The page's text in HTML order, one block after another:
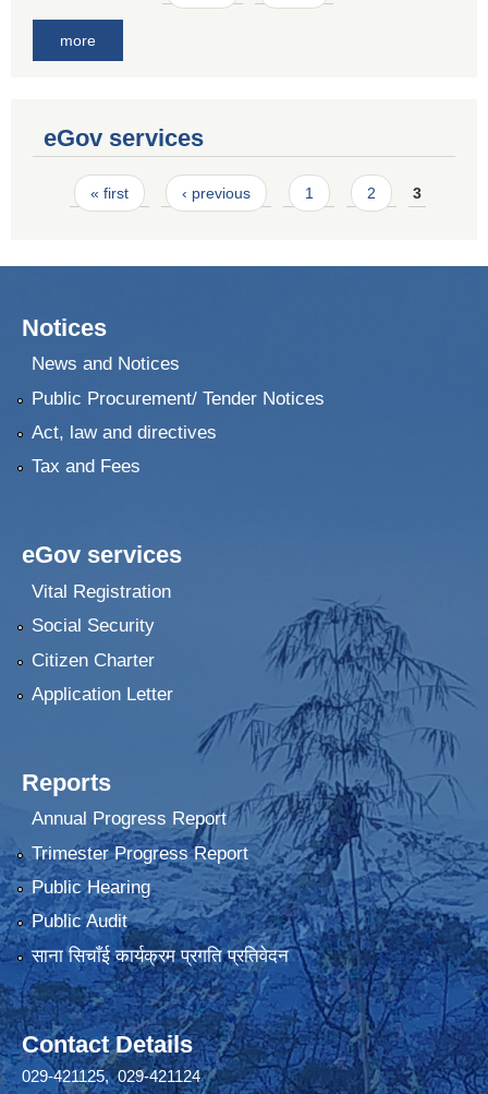
more
eGov services
Pages
« first ‹ previous 1 2 3
Notices
News and Notices
Public Procurement/ Tender Notices
Act, law and directives
Tax and Fees
eGov services
Vital Registration
Social Security
Citizen Charter
Application Letter
Reports
Annual Progress Report
Trimester Progress Report
Public Hearing
Public Audit
साना सिचाँई कार्यक्रम प्रगति प्रतिवेदन
Contact Details
029-421125, 029-421124